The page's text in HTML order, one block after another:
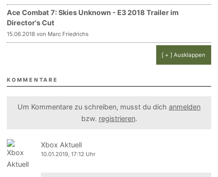
Ace Combat 7: Skies Unknown - E3 2018 Trailer im
Director's Cut
15.06.2018 von Marc Friedrichs
[ + ] Ausklappen
KOMMENTARE
Um Kommentare zu schreiben, musst du dich anmelden
bzw. registrieren.
Xbox Aktuell
10.01.2019, 17:12 Uhr